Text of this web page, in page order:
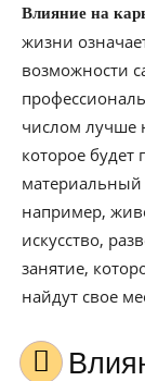
Влияние на
жизни
возможности
числом лучше
которое будет
материальный
например,
искусство,
занятие,
найдут свое
Влияние имени Савл на